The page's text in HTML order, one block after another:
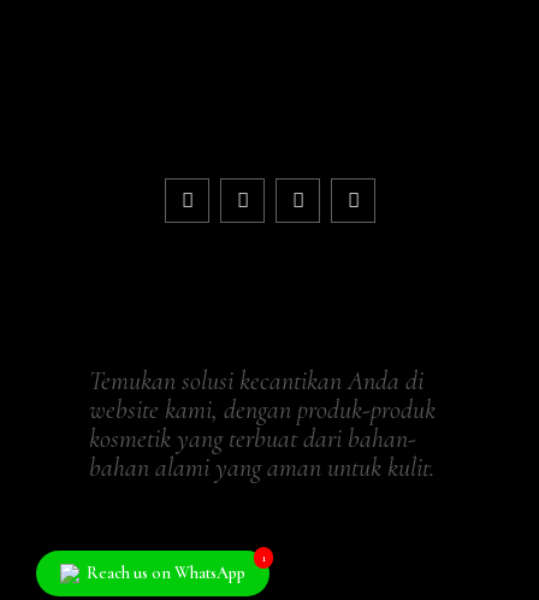
Temukan solusi kecantikan Anda di
website kami, dengan produk-produk
kosmetik yang terbuat dari bahan-
bahan alami yang aman untuk kulit.
Reach us on WhatsApp
1